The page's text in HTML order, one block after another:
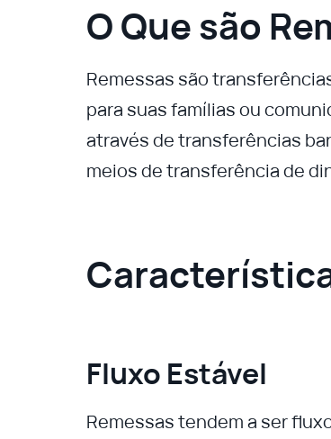
O Que são
Remessas são
para suas famílias ou
através de transferências
meios de transferência de
Fluxo Estável
Remessas tendem a ser